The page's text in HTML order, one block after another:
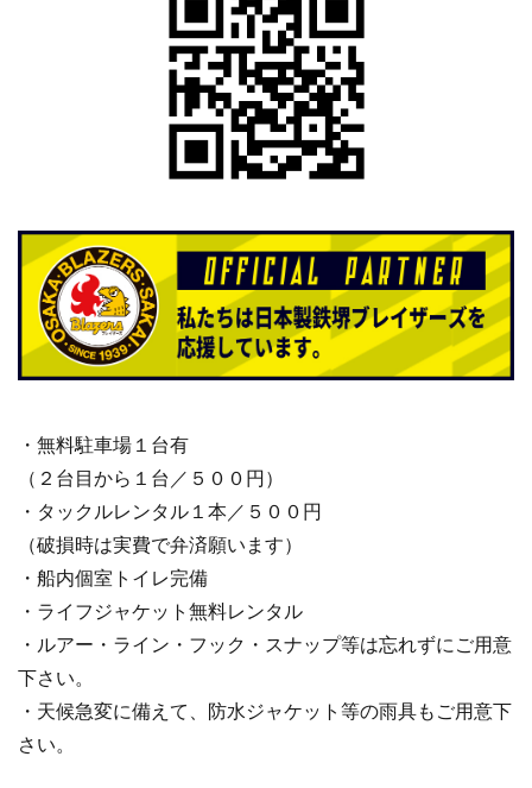
・無料駐車場１台有
（２台目から１台／５００円）
・タックルレンタル１本／５００円
（破損時は実費で弁済願います）
・船内個室トイレ完備
・ライフジャケット無料レンタル
・ルアー・ライン・フック・スナップ等は忘れずにご用意
下さい。
・天候急変に備えて、防水ジャケット等の雨具もご用意下
さい。